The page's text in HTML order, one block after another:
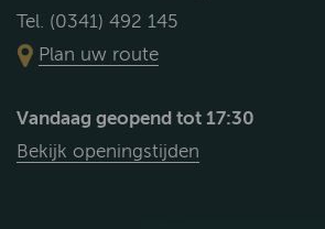
Tel. (0341) 492 145
Plan uw route
Vandaag geopend tot 17:30
Bekijk openingstijden